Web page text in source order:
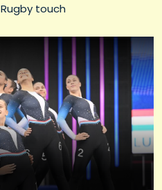
Rugby touch